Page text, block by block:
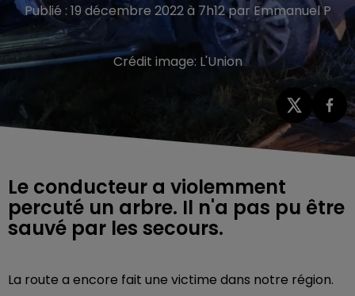
Publié : 19 décembre 2022 à 7h12 par Emmanuel P
Crédit image: L'Union
Le conducteur a violemment
percuté un arbre. Il n'a pas pu être
sauvé par les secours.
La route a encore fait une victime dans notre région.